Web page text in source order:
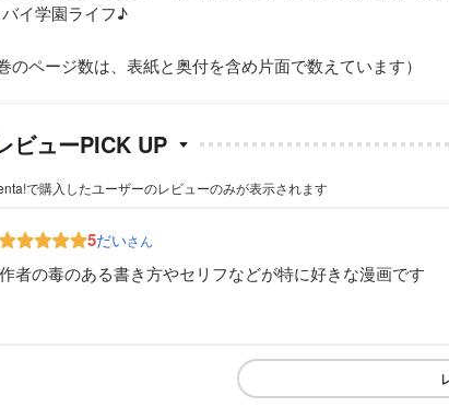
イ学園ライフ♪
のページ数は、表紙と奥付を含め片面で数えています）
ビューPICK UP
で購入したユーザーのレビューのみが表示されます
5だいさん
作者の毒のある書き方やセリフなどが特に好きな漫画です